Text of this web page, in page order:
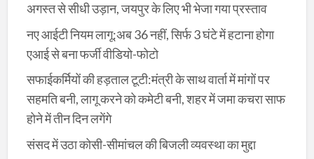
अगस्त से सीधी उड़ान, जयपुर के लिए भी भेजा गया प्रस्ताव
नए आईटी नियम लागू:अब 36 नहीं, सिर्फ 3 घंटे में हटाना होगा
एआई से बना फर्जी वीडियो-फोटो
सफाईकर्मियों की हड़ताल टूटी:मंत्री के साथ वार्ता में मांगों पर
सहमति बनी, लागू करने को कमेटी बनी, शहर में जमा कचरा साफ
होने में तीन दिन लगेंगे
संसद में उठा कोसी-सीमांचल की बिजली व्यवस्था का मुद्दा